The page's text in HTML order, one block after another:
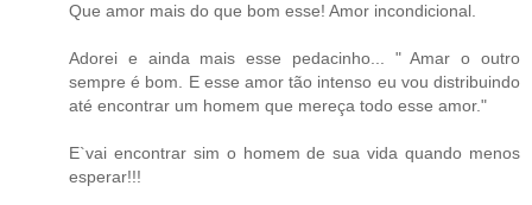
Que amor mais do que bom esse! Amor incondicional.
Adorei e ainda mais esse pedacinho... " Amar o outro
sempre é bom. E esse amor tão intenso eu vou distribuindo
até encontrar um homem que mereça todo esse amor."
E`vai encontrar sim o homem de sua vida quando menos
esperar!!!